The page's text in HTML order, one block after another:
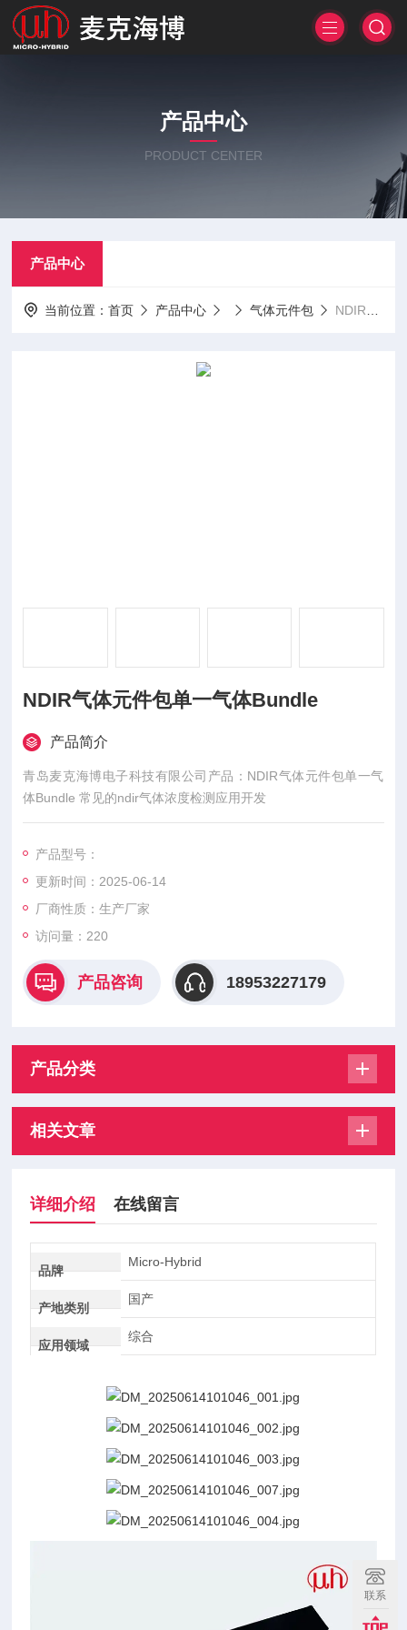
产品中心
PRODUCT CENTER
产品中心
当前位置：首页 产品中心 气体元件包 NDIR气体元件包单一气体Bundle
NDIR气体元件包单一气体Bundle
产品简介
青岛麦克海博电子科技有限公司产品：NDIR气体元件包单一气
体Bundle 常见的ndir气体浓度检测应用开发
产品型号：
更新时间：2025-06-14
厂商性质：生产厂家
访问量：220
产品咨询 18953227179
产品分类
相关文章
详细介绍 在线留言
品牌
Micro-Hybrid
产地类别
国产
应用领域
综合
联系